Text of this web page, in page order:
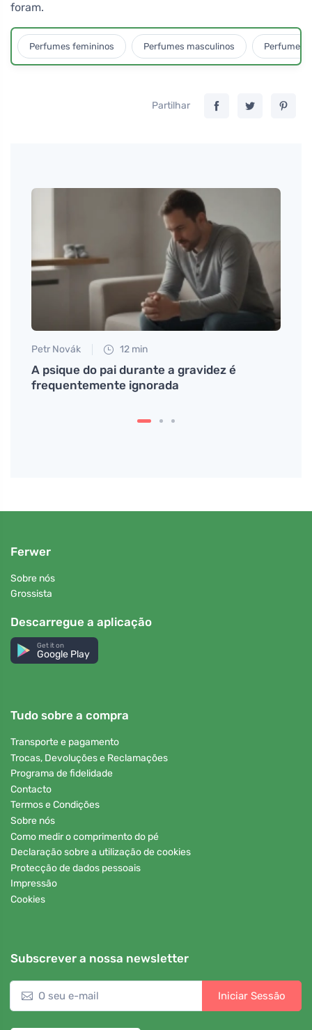
foram.
Perfumes femininos Perfumes masculinos Perfumes
Partilhar
Petr Novák 12 min
A psique do pai durante a gravidez é
frequentemente ignorada
Ferwer
Sobre nós
Grossista
Descarregue a aplicação
Get it on
Google Play
Tudo sobre a compra
Transporte e pagamento
Trocas, Devoluções e Reclamações
Programa de fidelidade
Contacto
Termos e Condições
Sobre nós
Como medir o comprimento do pé
Declaração sobre a utilização de cookies
Protecção de dados pessoais
Impressão
Cookies
Subscrever a nossa newsletter
Iniciar Sessão